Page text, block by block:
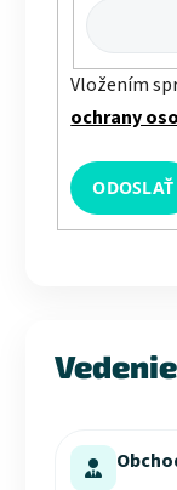
Vložením
ochrany
ODOSLAŤ